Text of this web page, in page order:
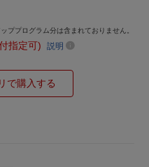
ププログラム分は含まれておりません。
指定可) 説明
で購入する